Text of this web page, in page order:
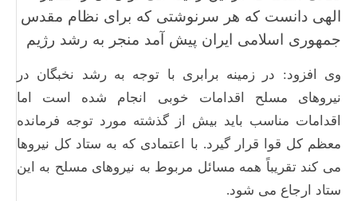
الهی دانست که هر سرنوشتی که برای نظام مقدس
جمهوری اسلامی ایران پیش آمد منجر به رشد رژیم
وی افزود: در زمینه برابری با توجه به رشد نخبگان در
نیروهای مسلح اقدامات خوبی انجام شده است اما
اقدامات مناسب باید بیش از گذشته مورد توجه فرمانده
معظم کل قوا قرار گیرد. با اعتمادی که به ستاد کل نیروها
می کند تقریباً همه مسائل مربوط به نیروهای مسلح به این
ستاد ارجاع می شود.